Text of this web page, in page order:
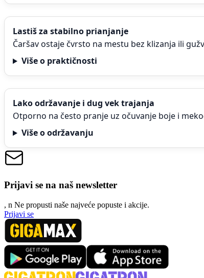
Lastiš za stabilno prianjanje
Čaršav ostaje čvrsto na mestu bez klizanja ili
Više o praktičnosti
Lako održavanje i dug vek trajanja
Otporno na često pranje uz očuvanje boje i
Više o održavanju
Prijavi se na naš newsletter
, n Ne propusti naše najveće popuste i akcije.
Prijavi se